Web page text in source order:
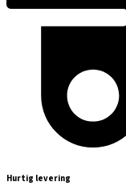
Hurtig levering